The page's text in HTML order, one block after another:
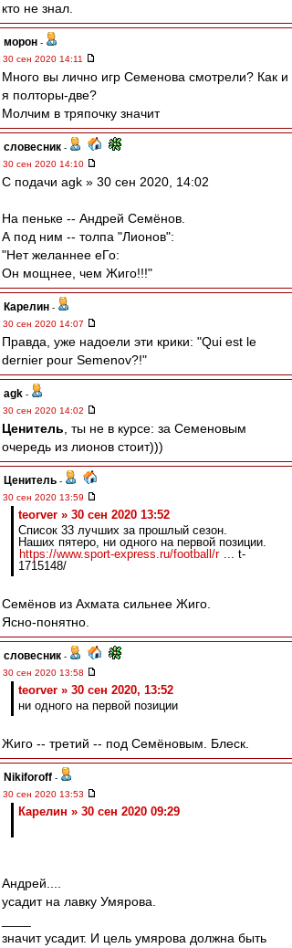
кто не знал.
морон -
30 сен 2020 14:11
Много вы лично игр Семенова смотрели? Как и
я полторы-две?
Молчим в тряпочку значит
словесник -
30 сен 2020 14:10
С подачи agk » 30 сен 2020, 14:02
На пеньке -- Андрей Семёнов.
А под ним -- толпа "Лионов":
"Нет желаннее еГо:
Он мощнее, чем Жиго!!!"
Карелин -
30 сен 2020 14:07
Правда, уже надоели эти крики: "Qui est le
dernier pour Semenov?!"
agk -
30 сен 2020 14:02
Ценитель , ты не в курсе: за Семеновым
очередь из лионов стоит)))
Ценитель -
30 сен 2020 13:59
teorver » 30 сен 2020 13:52
Список 33 лучших за прошлый сезон.
Наших пятеро, ни одного на первой позиции.
https://www.sport-express.ru/football/r ... t-
1715148/
Семёнов из Ахмата сильнее Жиго.
Ясно-понятно.
словесник -
30 сен 2020 13:58
teorver » 30 сен 2020, 13:52
ни одного на первой позиции
Жиго -- третий -- под Семёновым. Блеск.
Nikiforoff -
30 сен 2020 13:53
Карелин » 30 сен 2020 09:29
Андрей....
усадит на лавку Умярова.
значит усадит. И цель умярова должна быть